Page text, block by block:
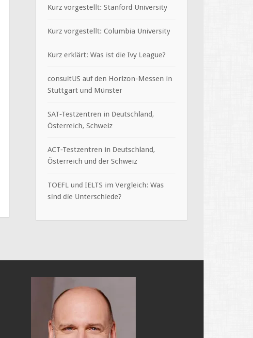
Kurz vorgestellt: Stanford University
Kurz vorgestellt: Columbia University
Kurz erklärt: Was ist die Ivy League?
consultUS auf den Horizon-Messen in
Stuttgart und Münster
SAT-Testzentren in Deutschland,
Österreich, Schweiz
ACT-Testzentren in Deutschland,
Österreich und der Schweiz
TOEFL und IELTS im Vergleich: Was
sind die Unterschiede?